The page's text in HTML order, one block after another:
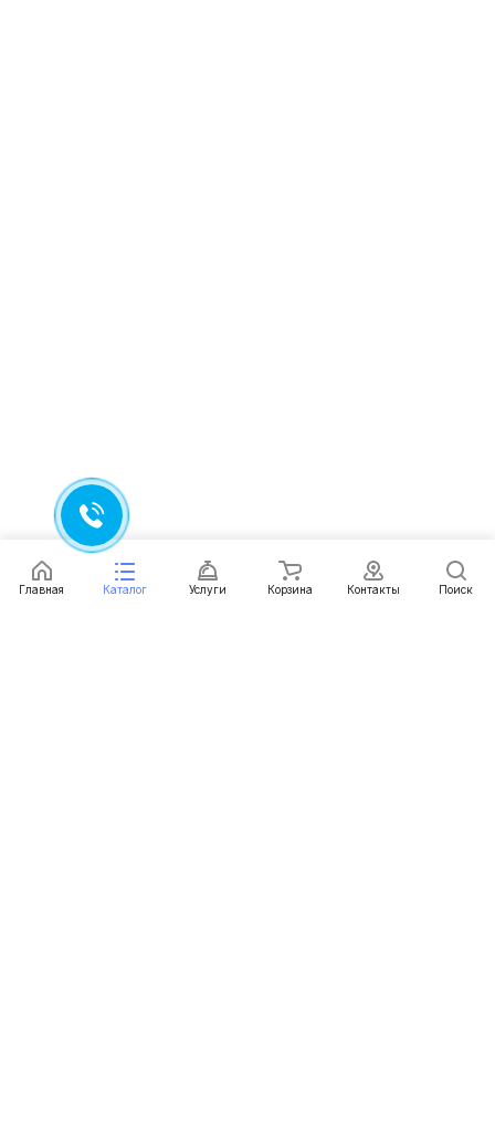
Главная Каталог Услуги Корзина Контакты Поиск